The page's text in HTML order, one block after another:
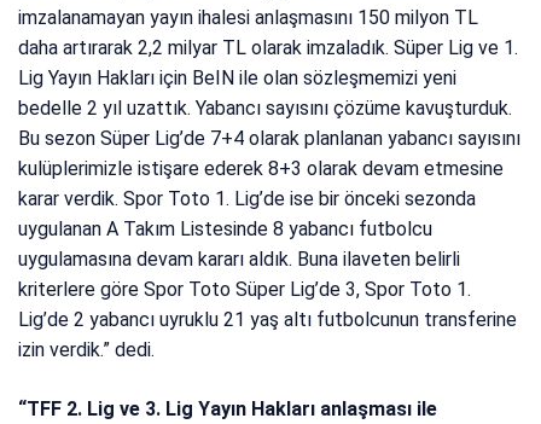
imzalanamayan yayın ihalesi anlaşmasını 150 milyon TL
daha artırarak 2,2 milyar TL olarak imzaladık. Süper Lig ve 1.
Lig Yayın Hakları için BeIN ile olan sözleşmemizi yeni
bedelle 2 yıl uzattık. Yabancı sayısını çözüme kavuşturduk.
Bu sezon Süper Lig’de 7+4 olarak planlanan yabancı sayısını
kulüplerimizle istişare ederek 8+3 olarak devam etmesine
karar verdik. Spor Toto 1. Lig’de ise bir önceki sezonda
uygulanan A Takım Listesinde 8 yabancı futbolcu
uygulamasına devam kararı aldık. Buna ilaveten belirli
kriterlere göre Spor Toto Süper Lig’de 3, Spor Toto 1.
Lig’de 2 yabancı uyruklu 21 yaş altı futbolcunun transferine
izin verdik.” dedi.
“TFF 2. Lig ve 3. Lig Yayın Hakları anlaşması ile